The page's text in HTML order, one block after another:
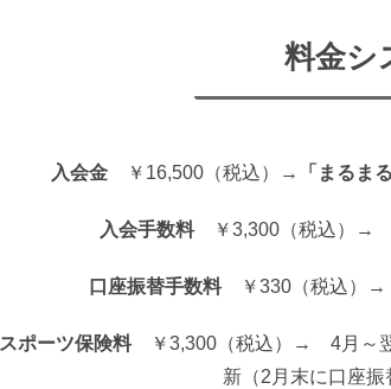
料金シ
入会金 ￥16,500（税込）→ 「まるま
入会手数料￥3,300（税込）→
口座振替手数料￥330（税込）→
スポーツ保険料￥3,300（税込）→ 4月～翌
新（2月末に口座振